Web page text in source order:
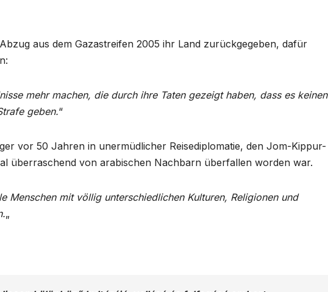
aus dem Gazastreifen 2005 ihr Land zurückgegeben, dafür
mehr machen, die durch ihre Taten gezeigt haben, dass es keinen
geben.“
vor 50 Jahren in unermüdlicher Reisediplomatie, den Jom-Kippur-
überraschend von arabischen Nachbarn überfallen worden war.
Menschen mit völlig unterschiedlichen Kulturen, Religionen und
„